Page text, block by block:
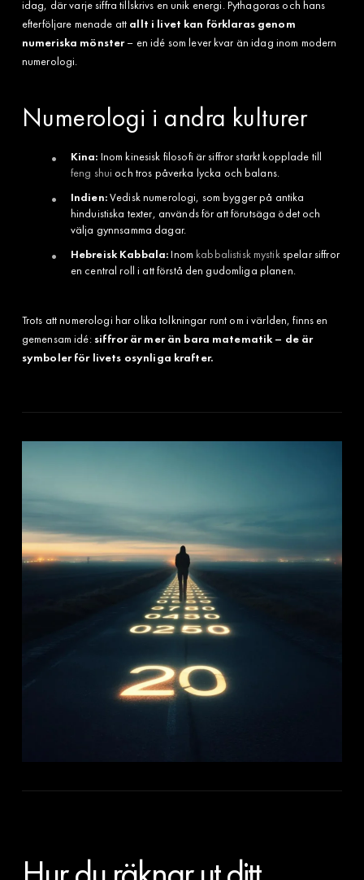
idag, där varje siffra tillskrivs en unik energi. Pythagoras och hans
efterföljare menade att allt i livet kan förklaras genom
numeriska mönster– en idé som lever kvar än idag inom modern
numerologi.
Numerologi i andra kulturer
Kina: Inom kinesisk filosofi är siffror starkt kopplade till
feng shui och tros påverka lycka och balans.
Indien:Vedisk numerologi, som bygger på antika
hinduistiska texter, används för att förutsäga ödet och
välja gynnsamma dagar.
Hebreisk Kabbala:Inom kabbalistisk mystikspelar siffror
en central roll i att förstå den gudomliga planen.
Trots att numerologi har olika tolkningar runt om i världen, finns en
gemensam idé:siffror är mer än bara matematik – de är
symboler för livets osynliga krafter.